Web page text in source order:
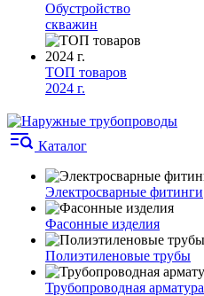
Обустройство
скважин
ТОП товаров
2024 г.
Каталог
Электросварные фитинги
Фасонные изделия
Полиэтиленовые трубы
Трубопроводная арматура